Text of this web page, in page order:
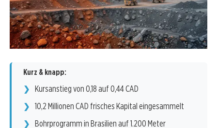
Kurz & knapp:
Kursanstieg von 0,18 auf 0,44 CAD
10,2 Millionen CAD frisches Kapital eingesammelt
Bohrprogramm in Brasilien auf 1.200 Meter